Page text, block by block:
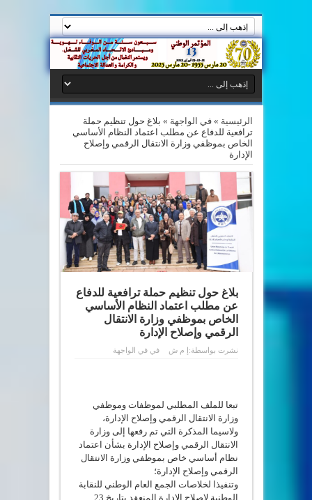
الرئيسية »في الواجهة » بلاغ حول تنظيم حملة
ترافعية للدفاع عن مطلب اعتماد النظام الأساسي
الخاص بموظفي وزارة الانتقال الرقمي وإصلاح
الإدارة
بلاغ حول تنظيم حملة ترافعية للدفاع
عن مطلب اعتماد النظام الأساسي
الخاص بموظفي وزارة الانتقال
الرقمي وإصلاح الإدارة
نشرت بواسطة:إ م ش فيفي الواجهة
تبعا للملف المطلبي لموظفات وموظفي
وزارة الانتقال الرقمي وإصلاح الإدارة،
ولاسيما المذكرة التي تم رفعها إلى وزارة
الانتقال الرقمي وإصلاح الإدارة بشأن اعتماد
نظام أساسي خاص بموظفي وزارة الانتقال
الرقمي وإصلاح الإدارة؛
وتنفيذا لخلاصات الجمع العام الوطني للنقابة
الوطنية لإصلاح الإدارة المنعقد بتاريخ 23